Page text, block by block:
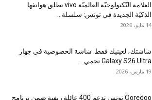
العلامة التّكنولوجيّة العالميّة vivo تطلق هواتفها
الذكيّة الجديدة في تونس: سلسلة...
14 مايو، 2026
شاشتك، لعينيك فقط: شاشة الخصوصية في جهاز
Galaxy S26 Ultra تحمي...
19 مارس، 2026
Ooredoo تونس تدعم 400 عائلة ريفية ضمن برنامج